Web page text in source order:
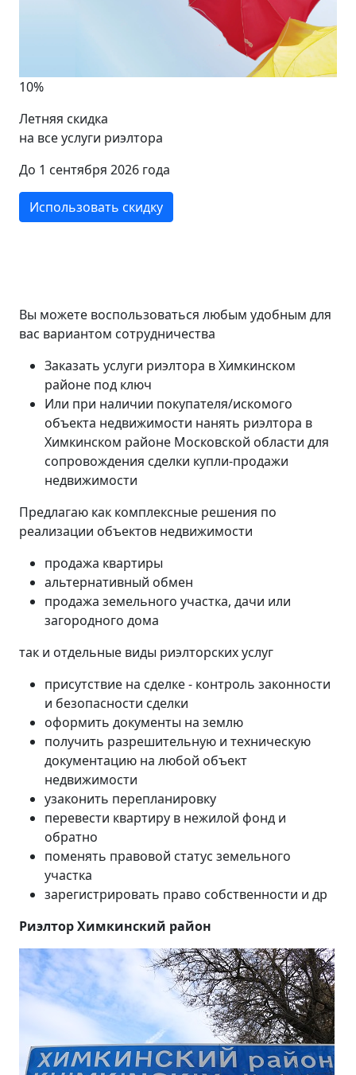
10%
Летняя скидка
на все услуги риэлтора
До 1 сентября 2026 года
Использовать скидку
Вы можете воспользоваться любым удобным для
вас вариантом сотрудничества
Заказать услуги риэлтора в Химкинском
районе под ключ
Или при наличии покупателя/искомого
объекта недвижимости нанять риэлтора в
Химкинском районе Московской области для
сопровождения сделки купли-продажи
недвижимости
Предлагаю как комплексные решения по
реализации объектов недвижимости
продажа квартиры
альтернативный обмен
продажа земельного участка, дачи или
загородного дома
так и отдельные виды риэлторских услуг
присутствие на сделке - контроль законности
и безопасности сделки
оформить документы на землю
получить разрешительную и техническую
документацию на любой объект
недвижимости
узаконить перепланировку
перевести квартиру в нежилой фонд и
обратно
поменять правовой статус земельного
участка
зарегистрировать право собственности и др
Риэлтор Химкинский район